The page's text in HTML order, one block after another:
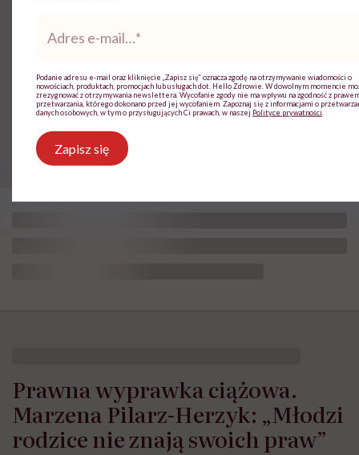
Dr n. med. Magdalena Ziętara:
normy. Ono tworzy nową
normę”
Prawna wyprawka ciążowa.
Marzena Pilarz-Herzyk: „Młodzi
rodzice nie znają swoich praw”
mail*
Podanie adresu e-mail oraz kliknięcie „Zapisz się” oznacza zgodę na otrzymywanie wiadomości o
nowościach, produktach, promocjach lub usługach dot. Hello Zdrowie. W dowolnym momencie
zrezygnować z otrzymywania newslettera. Wycofanie zgody nie ma wpływu na zgodność z
przetwarzania, którego dokonano przed jej wycofaniem. Zapoznaj się z informacjami o
danych osobowych, w tym o przysługujących Ci prawach, w naszej Polityce prywatności
Zapisz się